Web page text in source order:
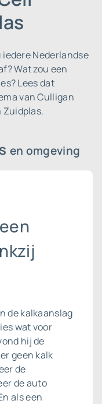
Nederlandse
Wat zou een
Lees dat
van Culligan
Zuidplas.
en omgeving
dekalkaanslag
wat voor
hij de
geen kalk
de
de auto
als een